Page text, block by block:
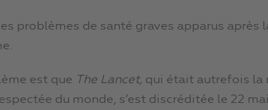
problèmes de santé graves apparus après
est que The Lancet, qui était autrefois la
du monde, s’est discréditée le 22